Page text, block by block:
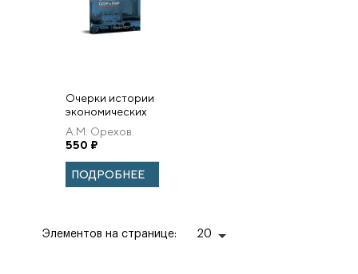
Очерки истории
экономических
отношений
СССР и ПНР
(1944?1957 гг.).
А.М. Орехов.
550 ₽
ПОДРОБНЕЕ
Элементов на странице: 20